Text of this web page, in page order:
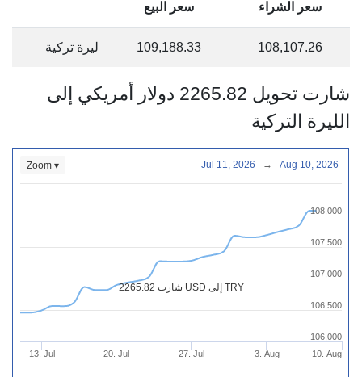
سعر الشراء سعر البيع
108,107.26
109,188.33 ليرة تركية
شارت تحويل 2265.82 دولار أمريكي إلى
الليرة التركية
شارت 2265.82 USD إلى TRY
13. Jul 20. Jul 27. Jul 3. Aug 10. Aug
106,000
106,500
107,000
107,500
108,000
Zoom ▾ Jul 11, 2026 → Aug 10, 2026